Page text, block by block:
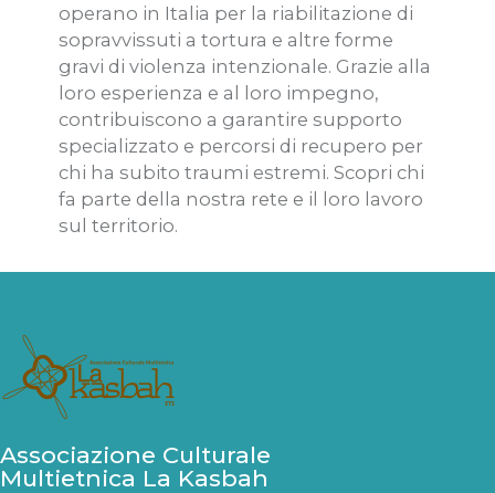
operano in Italia per la riabilitazione di
sopravvissuti a tortura e altre forme
gravi di violenza intenzionale. Grazie alla
loro esperienza e al loro impegno,
contribuiscono a garantire supporto
specializzato e percorsi di recupero per
chi ha subito traumi estremi. Scopri chi
fa parte della nostra rete e il loro lavoro
sul territorio.
Associazione Culturale
Multietnica La Kasbah